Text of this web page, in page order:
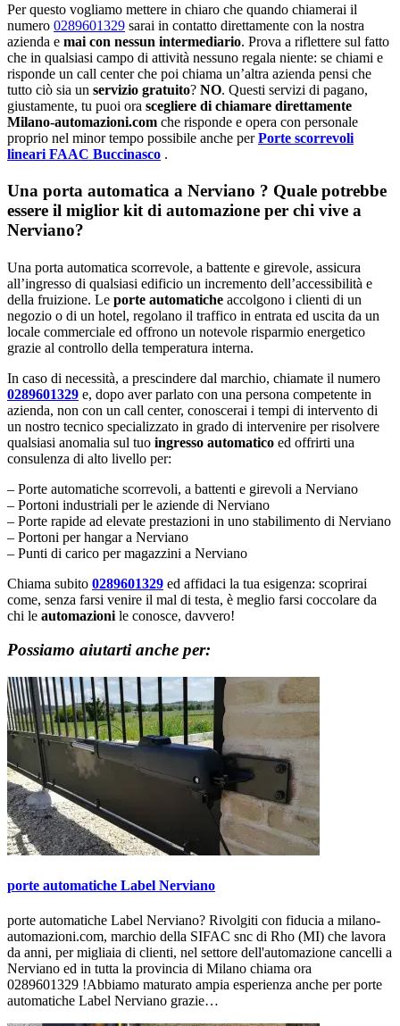
Per questo vogliamo mettere in chiaro che quando chiamerai il
numero 0289601329 sarai in contatto direttamente con la nostra
azienda e mai con nessun intermediario. Prova a riflettere sul fatto
che in qualsiasi campo di attività nessuno regala niente: se chiami e
risponde un call center che poi chiama un’altra azienda pensi che
tutto ciò sia un servizio gratuito? NO. Questi servizi di pagano,
giustamente, tu puoi ora scegliere di chiamare direttamente
Milano-automazioni.com che risponde e opera con personale
proprio nel minor tempo possibile anche perPorte scorrevoli
lineari FAAC Buccinasco .
Una porta automatica a Nerviano ? Quale potrebbe
essere il miglior kit di automazione per chi vive a
Nerviano?
Una porta automatica scorrevole, a battente e girevole, assicura
all’ingresso di qualsiasi edificio un incremento dell’accessibilità e
della fruizione. Le porte automatiche accolgono i clienti di un
negozio o di un hotel, regolano il traffico in entrata ed uscita da un
locale commerciale ed offrono un notevole risparmio energetico
grazie al controllo della temperatura interna.
In caso di necessità, a prescindere dal marchio, chiamate il numero
0289601329 e, dopo aver parlato con una persona competente in
azienda, non con un call center, conoscerai i tempi di intervento di
un nostro tecnico specializzato in grado di intervenire per risolvere
qualsiasi anomalia sul tuo ingresso automatico ed offrirti una
consulenza di alto livello per:
– Porte automatiche scorrevoli, a battenti e girevoli a Nerviano
– Portoni industriali per le aziende di Nerviano
– Porte rapide ad elevate prestazioni in uno stabilimento di Nerviano
– Portoni per hangar a Nerviano
– Punti di carico per magazzini a Nerviano
Chiama subito 0289601329 ed affidaci la tua esigenza: scoprirai
come, senza farsi venire il mal di testa, è meglio farsi coccolare da
chi le automazioni le conosce, davvero!
Possiamo aiutarti anche per:
porte automatiche Label Nerviano
porte automatiche Label Nerviano? Rivolgiti con fiducia a milano-
automazioni.com, marchio della SIFAC snc di Rho (MI) che lavora
da anni, per migliaia di clienti, nel settore dell'automazione cancelli a
Nerviano ed in tutta la provincia di Milano chiama ora
0289601329 !Abbiamo maturato ampia esperienza anche per porte
automatiche Label Nerviano grazie…